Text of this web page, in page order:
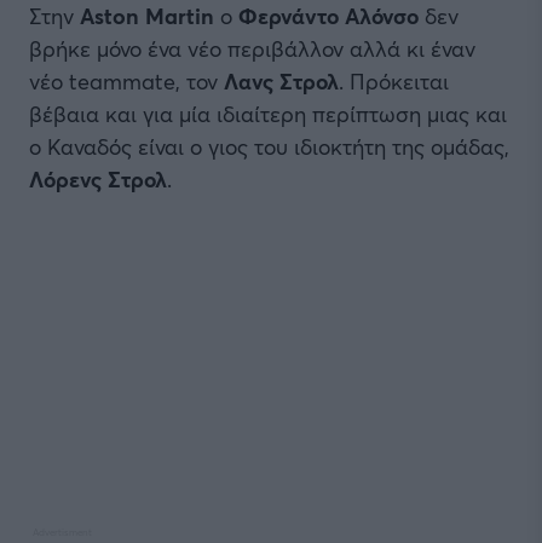
Στην Aston Martin ο Φερνάντο Αλόνσο δεν
βρήκε μόνο ένα νέο περιβάλλον αλλά κι έναν
νέο teammate, τον Λανς Στρολ. Πρόκειται
βέβαια και για μία ιδιαίτερη περίπτωση μιας και
ο Καναδός είναι ο γιος του ιδιοκτήτη της ομάδας,
Λόρενς Στρολ.